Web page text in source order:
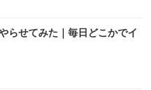
らせてみた｜毎日どこかでイ